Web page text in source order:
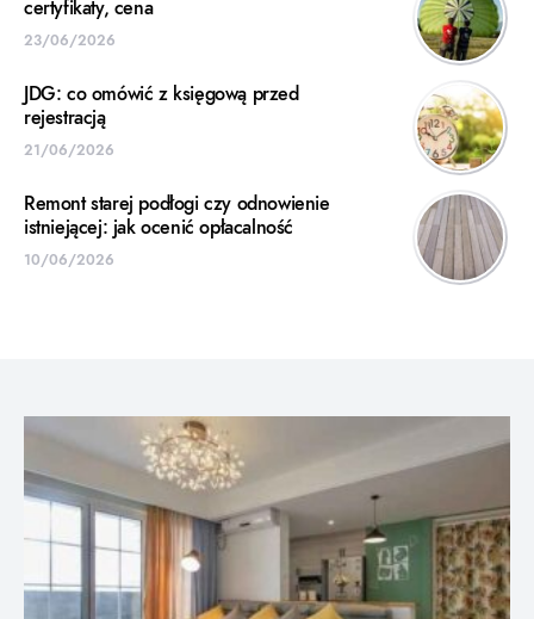
certyfikaty, cena
23/06/2026
JDG: co omówić z księgową przed
rejestracją
21/06/2026
Remont starej podłogi czy odnowienie
istniejącej: jak ocenić opłacalność
10/06/2026